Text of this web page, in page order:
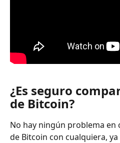
¿Es seguro
de Bitcoin?
No hay ningún problema
de Bitcoin con cualquiera,